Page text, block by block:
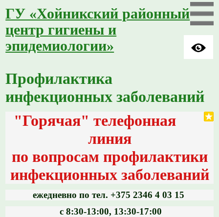
ГУ «Хойникский районный
центр гигиены и
эпидемиологии»
Профилактика
инфекционных заболеваний
"Горячая" телефонная
линия
по вопросам профилактики
инфекционных заболеваний
ежедневно по тел. +375 2346 4 03 15
с 8:30-13:00, 13:30-17:00